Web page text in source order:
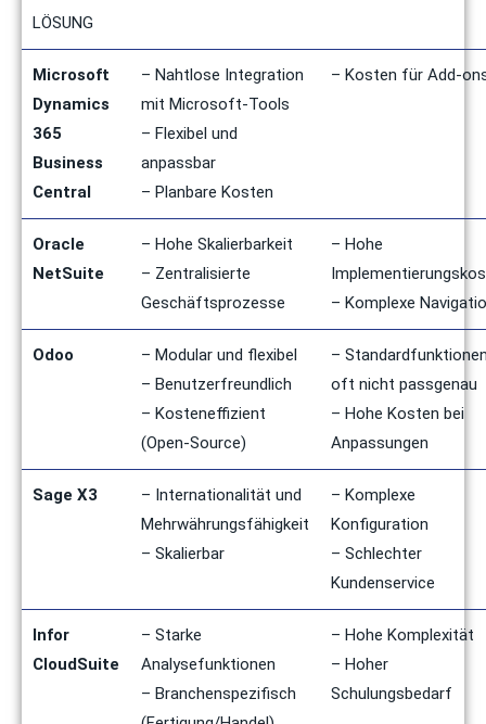
LÖSUNG
Microsoft
Dynamics
365
Business
Central
– Nahtlose Integration
mit Microsoft-Tools
– Flexibel und
anpassbar
– Planbare Kosten
– Kosten für Add-
Oracle
NetSuite
– Hohe Skalierbarkeit
– Zentralisierte
Geschäftsprozesse
– Hohe
– Komplexe
Odoo
– Modular und flexibel
– Benutzerfreundlich
– Kosteneffizient
(Open-Source)
–
oft nicht passgenau
– Hohe Kosten bei
Anpassungen
Sage X3
– Internationalität und
Mehrwährungsfähigkeit
– Skalierbar
– Komplexe
Konfiguration
– Schlechter
Kundenservice
Infor
CloudSuite
– Starke
Analysefunktionen
– Branchenspezifisch
– Hohe Komplexität
– Hoher
Schulungsbedarf